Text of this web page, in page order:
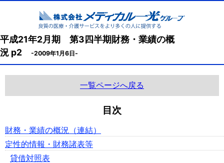
平成21年2月期 第3四半期財務・業績の概
況 p2
-2009年1月6日-
一覧ページへ戻る
目次
財務・業績の概況（連結）
定性的情報・財務諸表等
貸借対照表